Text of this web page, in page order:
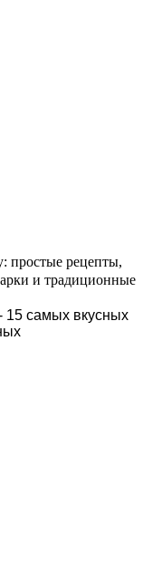
простые рецепты,
и традиционные